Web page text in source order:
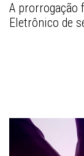
A prorrogação
Eletrônico de